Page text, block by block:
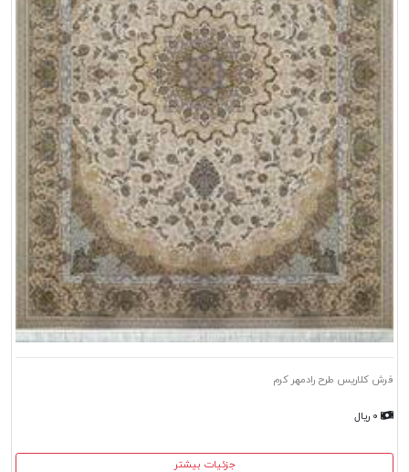
فرش کلاریس طرح رادمهر کرم
جزئیات بیشتر